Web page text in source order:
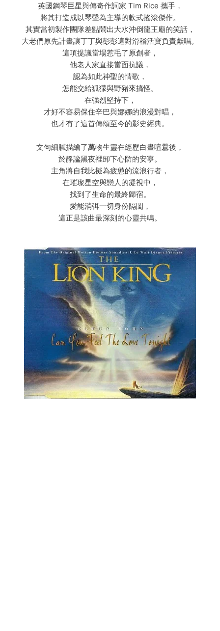
英國鋼琴巨星與傳奇作詞家 Tim Rice 攜手，
將其打造成以琴聲為主導的軟式搖滾傑作。
其實當初製作團隊差點鬧出大水沖倒龍王廟的笑話，
大老們原先計畫讓丁丁與彭彭這對滑稽活寶負責獻唱。
這項提議當場惹毛了原創者，
他老人家直接當面抗議，
認為如此神聖的情歌，
怎能交給狐獴與野豬來搞怪。
在強烈堅持下，
才好不容易保住辛巴與娜娜的浪漫對唱，
也才有了這首傳頌至今的影史經典。
文句細膩描繪了萬物生靈在經歷白晝喧囂後，
於靜謐黑夜裡卸下心防的安寧。
主角將自我比擬為疲憊的流浪行者，
在璀璨星空與戀人的凝視中，
找到了生命的最終歸宿。
愛能消弭一切身份隔閡，
這正是該曲最深刻的心靈共鳴。